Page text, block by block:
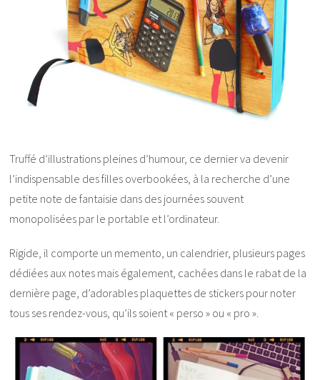
Truffé d’illustrations pleines d’humour, ce dernier va devenir
l’indispensable des filles overbookées, à la recherche d’une
petite note de fantaisie dans des journées souvent
monopolisées par le portable et l’ordinateur.
Rigide, il comporte un memento, un calendrier, plusieurs pages
dédiées aux notes mais également, cachées dans le rabat de la
dernière page, d’adorables plaquettes de stickers pour noter
tous ses rendez-vous, qu’ils soient « perso » ou « pro ».